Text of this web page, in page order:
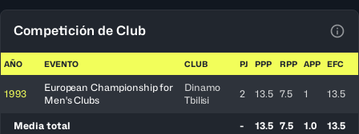
Competición de Club
AÑO EVENTO CLUB PJ PPP RPP APP EFC
1993
European Championship for
Men's Clubs
Dinamo
Tbilisi
2 13.5 7.5 1 13.5
Media total - 13.5 7.5 1.0 13.5